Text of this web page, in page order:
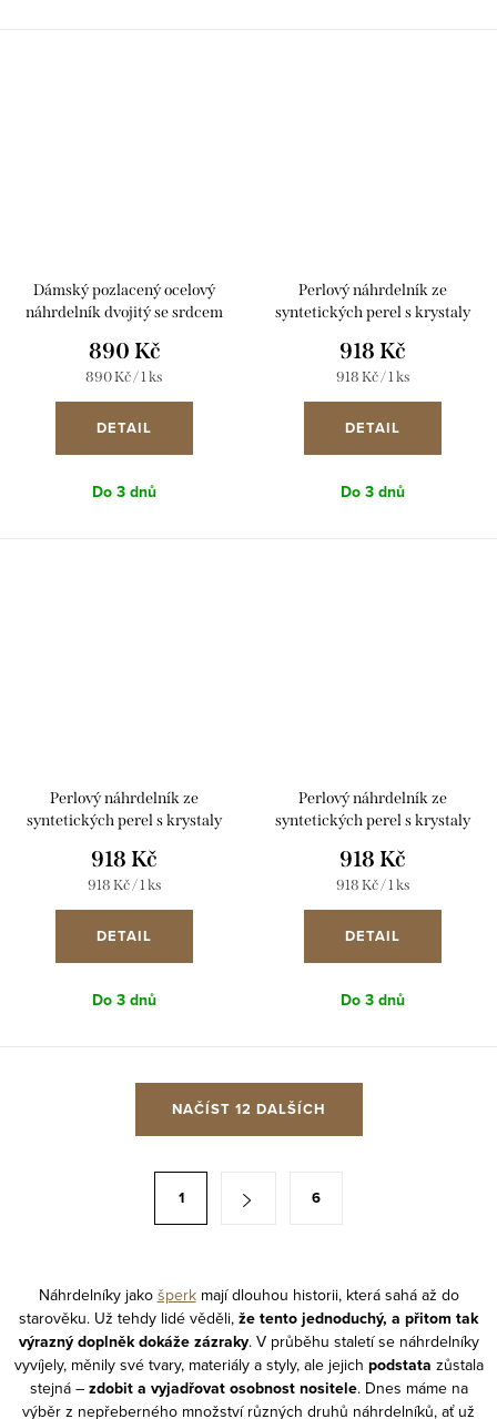
Dámský pozlacený ocelový
náhrdelník dvojitý se srdcem
890 Kč
Měrná
890 Kč / 1 ks
DETAIL
Do 3 dnů
Perlový náhrdelník ze
syntetických perel s krystaly
918 Kč
Měrná
918 Kč / 1 ks
DETAIL
Do 3 dnů
Perlový náhrdelník ze
syntetických perel s krystaly
918 Kč
Měrná
cena:
918 Kč / 1 ks
DETAIL
Do 3 dnů
Perlový náhrdelník ze
syntetických perel s krystaly
918 Kč
Měrná
cena:
918 Kč / 1 ks
DETAIL
Do 3 dnů
p
r
NAČÍST 12 DALŠÍCH
k
o
1 6
Náhrdelníky jako šperkmají dlouhou historii, která sahá až do
starověku. Už tehdy lidé věděli, že tento jednoduchý, a přitom tak
výrazný doplněk dokáže zázraky. V průběhu staletí se náhrdelníky
vyvíjely, měnily své tvary, materiály a styly, ale jejich podstata zůstala
stejná – zdobit a vyjadřovat osobnost nositele. Dnes máme na
výběr z nepřeberného množství různých druhů náhrdelníků, ať už